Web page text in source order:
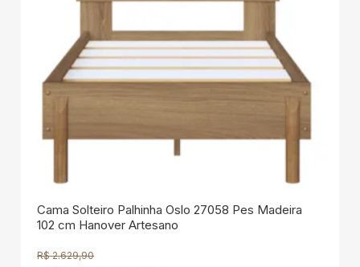
Cama Solteiro Palhinha Oslo 27058 Pes Madeira
102 cm Hanover Artesano
R$ 2.629,90